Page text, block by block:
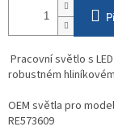
Pracovní světlo s LED
robustném
OEM světla pro
RE573609